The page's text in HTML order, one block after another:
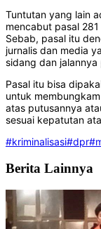
Tuntutan yang lain
mencabut pasal
Sebab, pasal itu
jurnalis dan media
sidang dan jalannya
Pasal itu bisa
untuk
atas putusannya
sesuai kepatutan
#kriminalisasi#dpr
Berita Lainnya